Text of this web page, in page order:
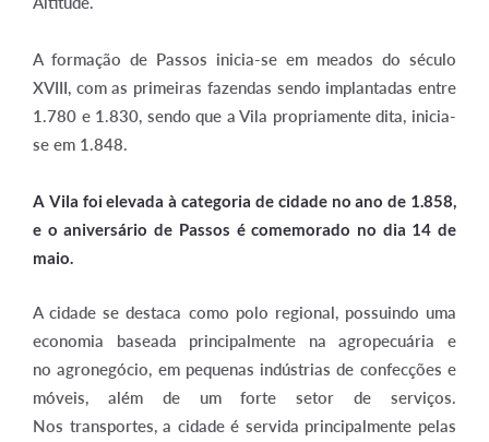
A formação de Passos inicia-se em meados do século
XVIII, com as primeiras fazendas sendo implantadas entre
1.780 e 1.830, sendo que a Vila propriamente dita, inicia-
se em 1.848.
A Vila foi elevada à categoria de cidade no ano de 1.858,
e o aniversário de Passos é comemorado no dia 14 de
maio.
A cidade se destaca como polo regional, possuindo uma
economia baseada principalmente na agropecuária e
no agronegócio, em pequenas indústrias de confecções e
móveis, além de um forte setor de serviços.
Nos transportes, a cidade é servida principalmente pelas